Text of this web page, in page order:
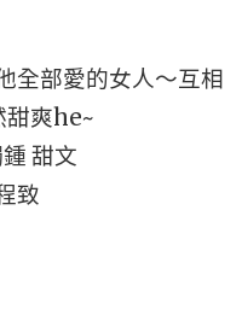
全部愛的女人～互相
甜爽he~
甜文
致